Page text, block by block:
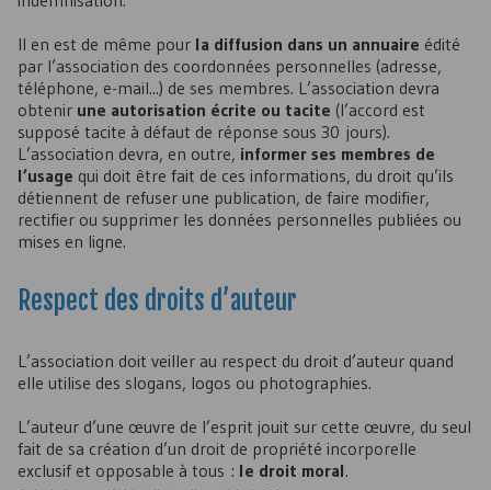
Il en est de même pour la diffusion dans un annuaire édité
par l’association des coordonnées personnelles (adresse,
téléphone, e-mail...) de ses membres. L’association devra
obtenir une autorisation écrite ou tacite (l’accord est
supposé tacite à défaut de réponse sous 30 jours).
L’association devra, en outre, informer ses membres de
l’usage qui doit être fait de ces informations, du droit qu’ils
détiennent de refuser une publication, de faire modifier,
rectifier ou supprimer les données personnelles publiées ou
mises en ligne.
Respect des droits d’auteur
L’association doit veiller au respect du droit d’auteur quand
elle utilise des slogans, logos ou photographies.
L’auteur d’une œuvre de l’esprit jouit sur cette œuvre, du seul
fait de sa création d’un droit de propriété incorporelle
exclusif et opposable à tous : le droit moral.